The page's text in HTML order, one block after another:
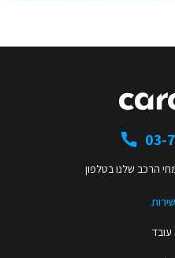
עובד
03-
הרכב שלנו בטלפון